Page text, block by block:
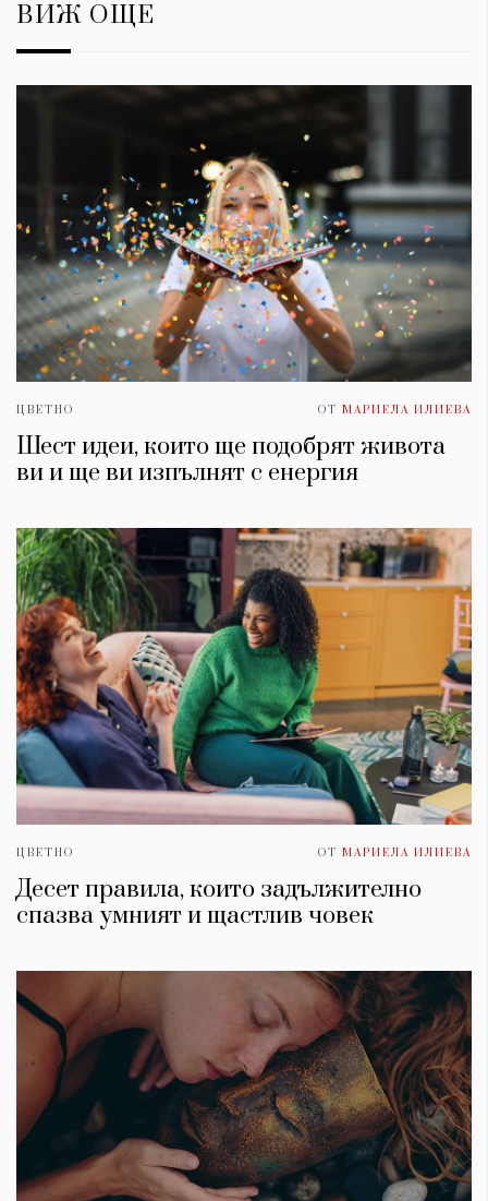
ВИЖ ОЩЕ
ЦВЕТНО ОТ МАРИЕЛА ИЛИЕВА
Шест идеи, които ще подобрят живота
ви и ще ви изпълнят с енергия
ЦВЕТНО ОТ МАРИЕЛА ИЛИЕВА
Десет правила, които задължително
спазва умният и щастлив човек